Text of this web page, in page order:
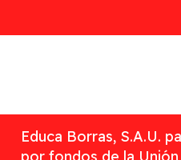
Educa Borras, S.A.U.